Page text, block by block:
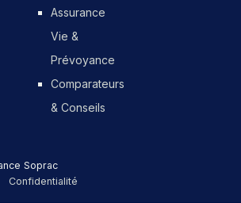
Assurance
Vie &
Prévoyance
Comparateurs
& Conseils
Soprac
Confidentialité